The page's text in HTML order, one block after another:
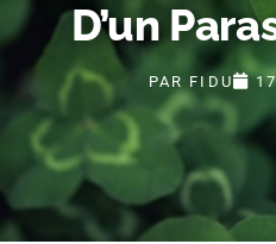
D’un
PAR FIDU